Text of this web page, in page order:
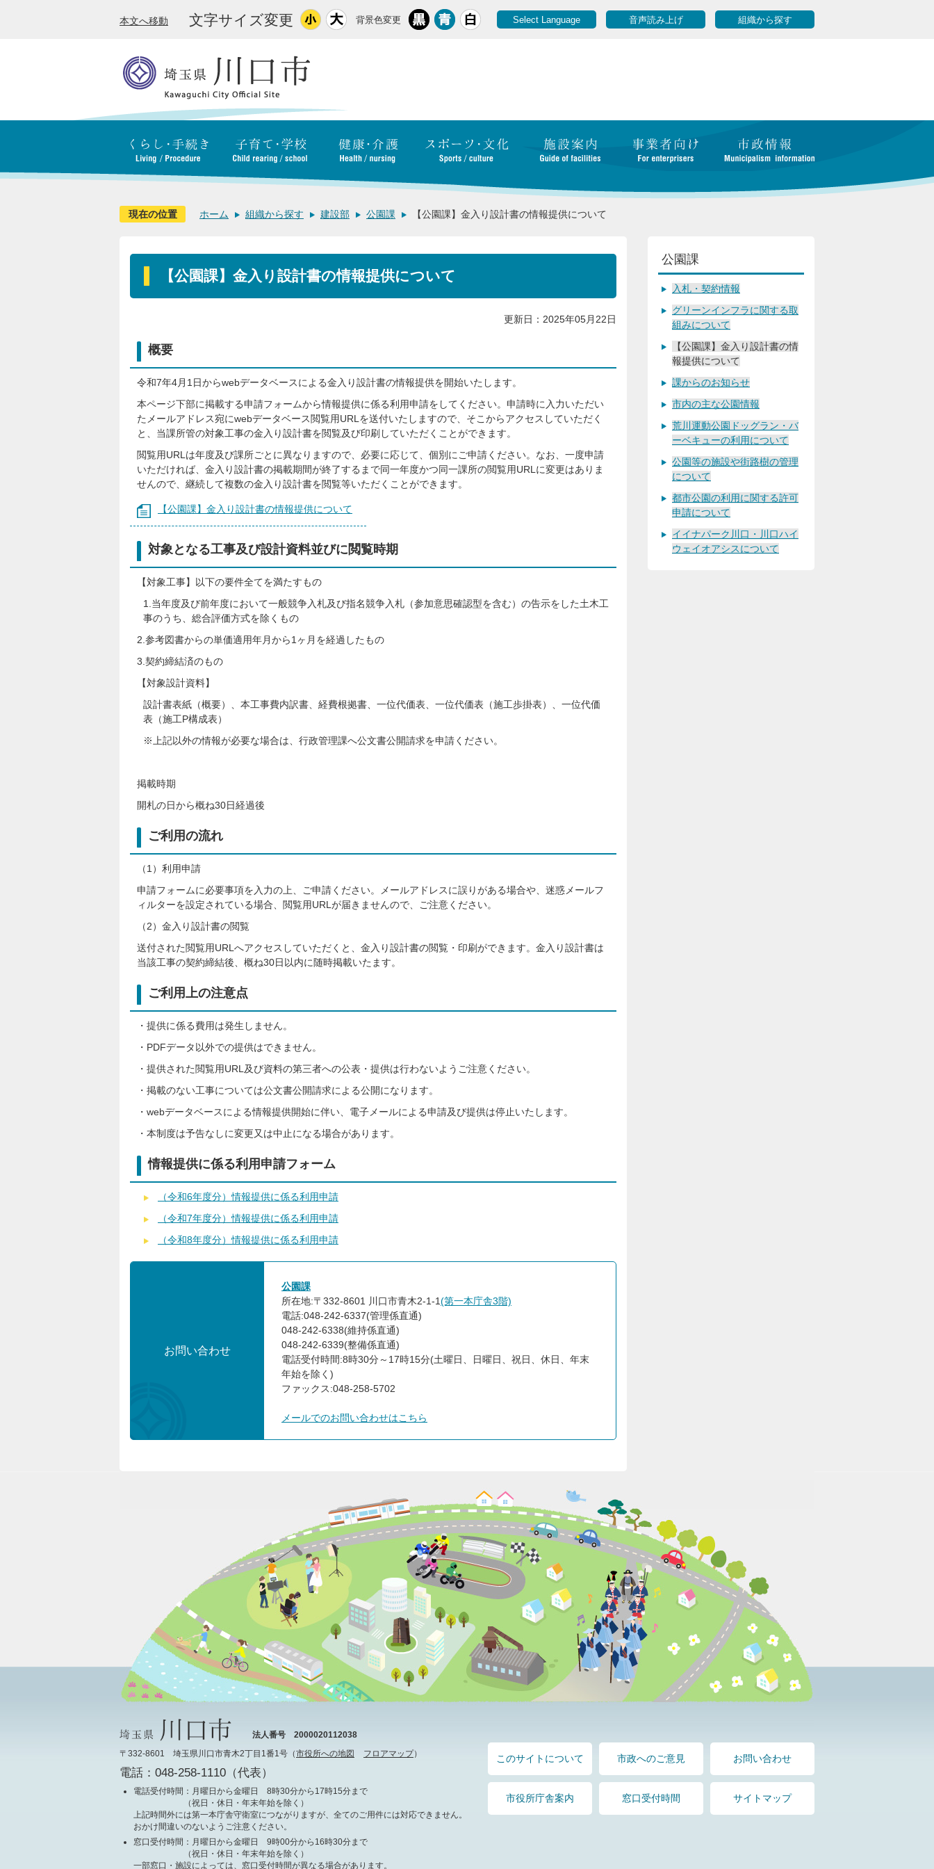
本文へ移動 文字サイズ変更 背景色変更 Select Language 音声読み上げ 組織から探す
現在の位置 ホーム 組織から探す 建設部 公園課 【公園課】金入り設計書の情報提供について
【公園課】金入り設計書の情報提供について
更新日：2025年05月22日
概要
令和7年4月1日からwebデータベースによる金入り設計書の情報提供を開始いたします。
本ページ下部に掲載する申請フォームから情報提供に係る利用申請をしてください。申請時に入力いただい
たメールアドレス宛にwebデータベース閲覧用URLを送付いたしますので、そこからアクセスしていただく
と、当課所管の対象工事の金入り設計書を閲覧及び印刷していただくことができます。
閲覧用URLは年度及び課所ごとに異なりますので、必要に応じて、個別にご申請ください。なお、一度申請
いただければ、金入り設計書の掲載期間が終了するまで同一年度かつ同一課所の閲覧用URLに変更はありま
せんので、継続して複数の金入り設計書を閲覧等いただくことができます。
【公園課】金入り設計書の情報提供について
対象となる工事及び設計資料並びに閲覧時期
【対象工事】以下の要件全てを満たすもの
1.当年度及び前年度において一般競争入札及び指名競争入札（参加意思確認型を含む）の告示をした土木工
事のうち、総合評価方式を除くもの
2.参考図書からの単価適用年月から1ヶ月を経過したもの
3.契約締結済のもの
【対象設計資料】
設計書表紙（概要）、本工事費内訳書、経費根拠書、一位代価表、一位代価表（施工歩掛表）、一位代価
表（施工P構成表）
※上記以外の情報が必要な場合は、行政管理課へ公文書公開請求を申請ください。
掲載時期
開札の日から概ね30日経過後
ご利用の流れ
（1）利用申請
申請フォームに必要事項を入力の上、ご申請ください。メールアドレスに誤りがある場合や、迷惑メールフ
ィルターを設定されている場合、閲覧用URLが届きませんので、ご注意ください。
（2）金入り設計書の閲覧
送付された閲覧用URLへアクセスしていただくと、金入り設計書の閲覧・印刷ができます。金入り設計書は
当該工事の契約締結後、概ね30日以内に随時掲載いたます。
ご利用上の注意点
・提供に係る費用は発生しません。
・PDFデータ以外での提供はできません。
・提供された閲覧用URL及び資料の第三者への公表・提供は行わないようご注意ください。
・掲載のない工事については公文書公開請求による公開になります。
・webデータベースによる情報提供開始に伴い、電子メールによる申請及び提供は停止いたします。
・本制度は予告なしに変更又は中止になる場合があります。
情報提供に係る利用申請フォーム
（令和6年度分）情報提供に係る利用申請
（令和7年度分）情報提供に係る利用申請
（令和8年度分）情報提供に係る利用申請
お問い合わせ
公園課
所在地:〒332-8601 川口市青木2-1-1(第一本庁舎3階)
電話:048-242-6337(管理係直通)
048-242-6338(維持係直通)
048-242-6339(整備係直通)
電話受付時間:8時30分～17時15分(土曜日、日曜日、祝日、休日、年末
年始を除く)
ファックス:048-258-5702
メールでのお問い合わせはこちら
公園課
入札・契約情報
グリーンインフラに関する取
組みについて
【公園課】金入り設計書の情
報提供について
課からのお知らせ
市内の主な公園情報
荒川運動公園ドッグラン・バ
ーベキューの利用について
公園等の施設や街路樹の管理
について
都市公園の利用に関する許可
申請について
イイナパーク川口・川口ハイ
ウェイオアシスについて
法人番号 2000020112038
〒332-8601 埼玉県川口市青木2丁目1番1号（市役所への地図 フロアマップ）
電話：048-258-1110（代表）
電話受付時間 ：月曜日から金曜日 8時30分から17時15分まで
（祝日・休日・年末年始を除く）
上記時間外には第一本庁舎守衛室につながりますが、全てのご用件には対応できません。
おかけ間違いのないようご注意ください。
窓口受付時間 ：月曜日から金曜日 9時00分から16時30分まで
（祝日・休日・年末年始を除く）
一部窓口・施設によっては、窓口受付時間が異なる場合があります。
このサイトについて 市政へのご意見 お問い合わせ
市役所庁舎案内 窓口受付時間 サイトマップ